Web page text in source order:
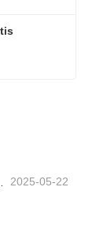
2025-05-22